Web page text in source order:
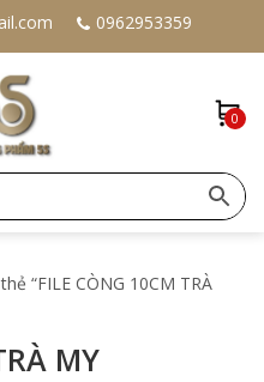
0962953359
0
“FILE CÒNG 10CM TRÀ
MY